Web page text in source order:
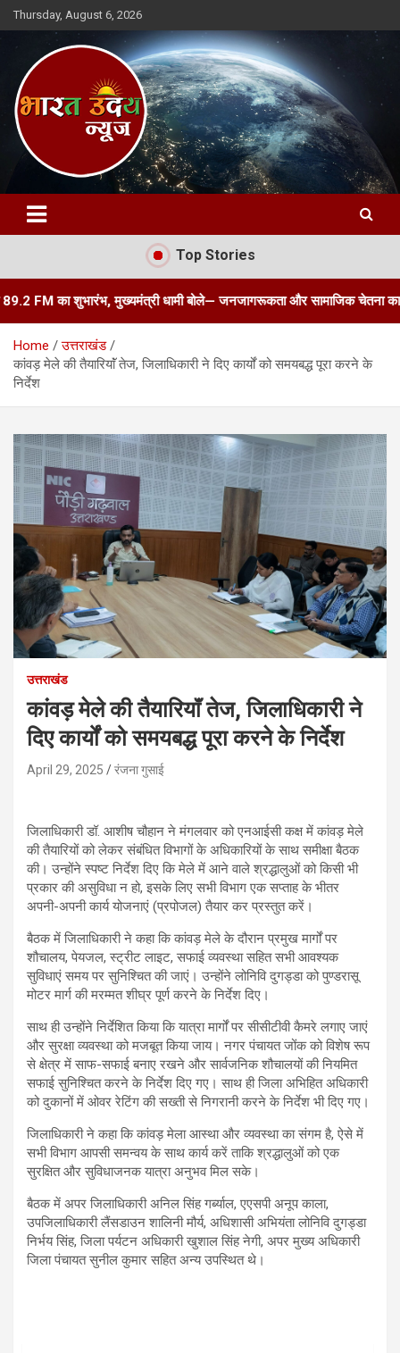
Skip
to
Thursday, August 6, 2026
Bharat Uday News
Top Stories
मुख्यमंत्री धामी बोले— जनजागरूकता और सामाजिक चेतना का सशक्त माध्यम
Home
उत्तराखंड
कांवड़ मेले की तैयारियाॅं तेज, जिलाधिकारी ने दिए कार्यों को समयबद्ध पूरा करने के
निर्देश
उत्तराखंड
कांवड़ मेले की तैयारियाॅं तेज, जिलाधिकारी ने
दिए कार्यों को समयबद्ध पूरा करने के निर्देश
April 29, 2025 रंजना गुसाई
जिलाधिकारी डॉ. आशीष चौहान ने मंगलवार को एनआईसी कक्ष में कांवड़ मेले
की तैयारियों को लेकर संबंधित विभागों के अधिकारियों के साथ समीक्षा बैठक
की। उन्होंने स्पष्ट निर्देश दिए कि मेले में आने वाले श्रद्धालुओं को किसी भी
प्रकार की असुविधा न हो, इसके लिए सभी विभाग एक सप्ताह के भीतर
अपनी-अपनी कार्य योजनाएं (प्रपोजल) तैयार कर प्रस्तुत करें।
बैठक में जिलाधिकारी ने कहा कि कांवड़ मेले के दौरान प्रमुख मार्गों पर
शौचालय, पेयजल, स्ट्रीट लाइट, सफाई व्यवस्था सहित सभी आवश्यक
सुविधाएं समय पर सुनिश्चित की जाएं। उन्होंने लोनिवि दुगड्डा को पुण्डरासू
मोटर मार्ग की मरम्मत शीघ्र पूर्ण करने के निर्देश दिए।
साथ ही उन्होंने निर्देशित किया कि यात्रा मार्गों पर सीसीटीवी कैमरे लगाए जाएं
और सुरक्षा व्यवस्था को मजबूत किया जाय। नगर पंचायत जोंक को विशेष रूप
से क्षेत्र में साफ-सफाई बनाए रखने और सार्वजनिक शौचालयों की नियमित
सफाई सुनिश्चित करने के निर्देश दिए गए। साथ ही जिला अभिहित अधिकारी
को दुकानों में ओवर रेटिंग की सख्ती से निगरानी करने के निर्देश भी दिए गए।
जिलाधिकारी ने कहा कि कांवड़ मेला आस्था और व्यवस्था का संगम है, ऐसे में
सभी विभाग आपसी समन्वय के साथ कार्य करें ताकि श्रद्धालुओं को एक
सुरक्षित और सुविधाजनक यात्रा अनुभव मिल सके।
बैठक में अपर जिलाधिकारी अनिल सिंह गर्ब्याल, एएसपी अनूप काला,
उपजिलाधिकारी लैंसडाउन शालिनी मौर्य, अधिशासी अभियंता लोनिवि दुगड्डा
निर्भय सिंह, जिला पर्यटन अधिकारी खुशाल सिंह नेगी, अपर मुख्य अधिकारी
जिला पंचायत सुनील कुमार सहित अन्य उपस्थित थे।